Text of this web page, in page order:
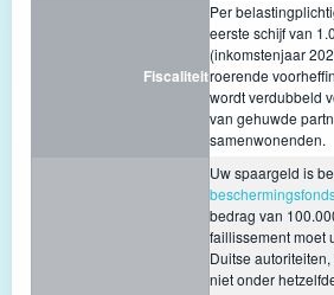
Fiscaliteit
Per
eerste schijf van
(inkomstenjaar
roerende
wordt verdubbeld
van gehuwde
samenwonenden.
Uw spaargeld is
bedrag van
faillissement moet
Duitse
niet onder